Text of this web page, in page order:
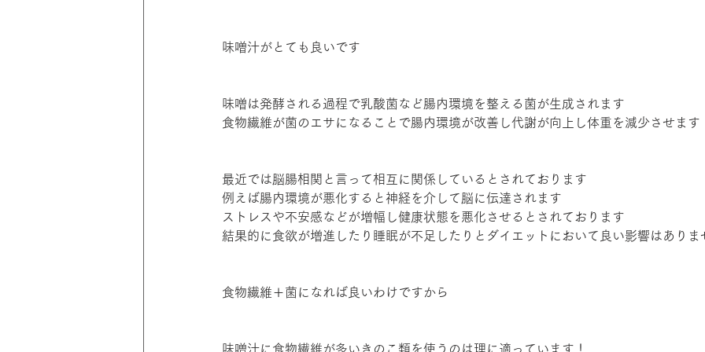
味噌汁がとても良いです
味噌は発酵される過程で乳酸菌など腸内環境を整える菌が生成されます
食物繊維が菌のエサになることで腸内環境が改善し代謝が向上し体重を減少させます
最近では脳腸相関と言って相互に関係しているとされております
例えば腸内環境が悪化すると神経を介して脳に伝達されます
ストレスや不安感などが増幅し健康状態を悪化させるとされております
結果的に食欲が増進したり睡眠が不足したりとダイエットにおいて良い影響はありま
食物繊維＋菌になれば良いわけですから
味噌汁に食物繊維が多いきのこ類を使うのは理に適っています！